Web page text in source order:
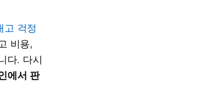
고 걱정
비용,
다. 다시
에서 판